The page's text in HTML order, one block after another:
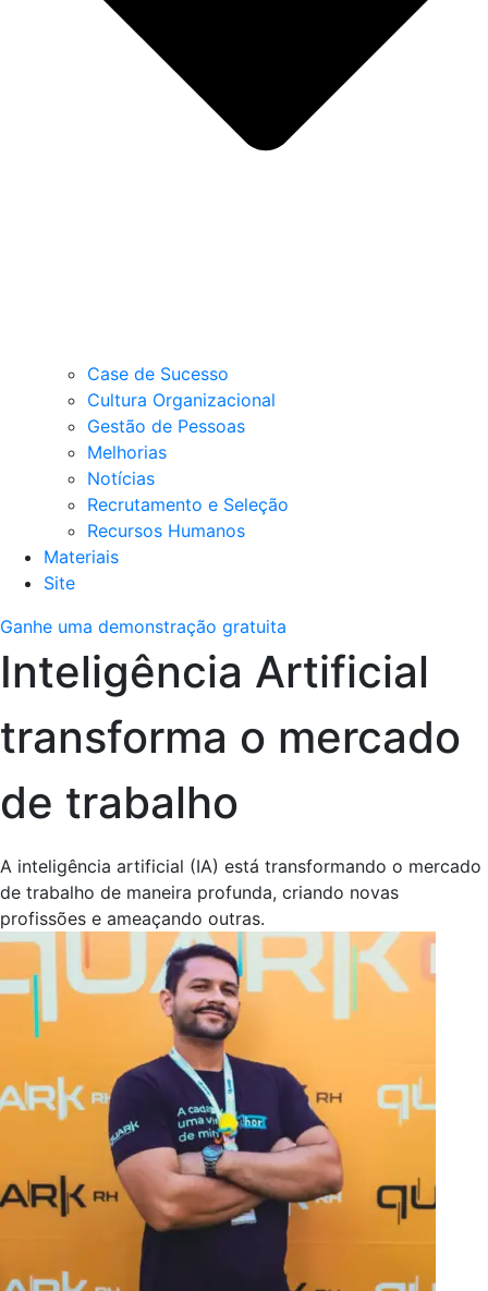
Case de Sucesso
Cultura Organizacional
Gestão de Pessoas
Melhorias
Notícias
Recrutamento e Seleção
Recursos Humanos
Materiais
Site
Ganhe uma demonstração gratuita
Inteligência Artificial
transforma o mercado
de trabalho
A inteligência artificial (IA) está transformando o mercado
de trabalho de maneira profunda, criando novas
profissões e ameaçando outras.